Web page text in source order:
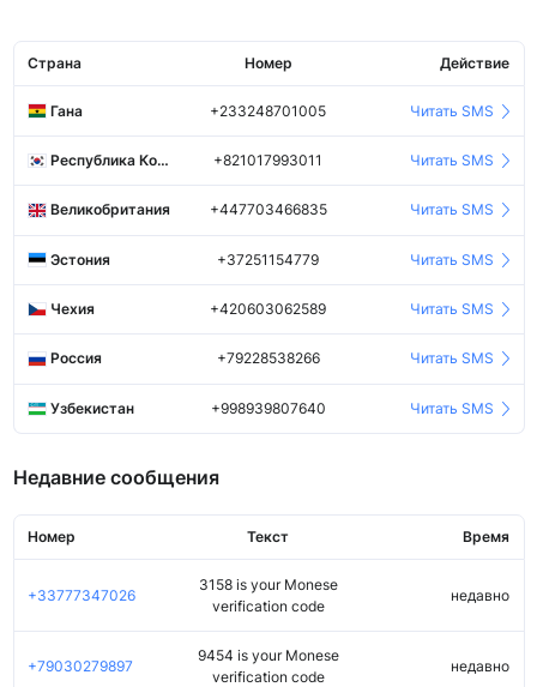
Страна Номер Действие
Гана +233248701005 Читать SMS
Республика Корея +821017993011 Читать SMS
Великобритания +447703466835 Читать SMS
Эстония +37251154779 Читать SMS
Чехия +420603062589 Читать SMS
Россия +79228538266 Читать SMS
Узбекистан +998939807640 Читать SMS
Недавние сообщения
Номер Текст Время
+33777347026
3158 is your Monese
verification code
недавно
+79030279897
9454 is your Monese
verification code
недавно